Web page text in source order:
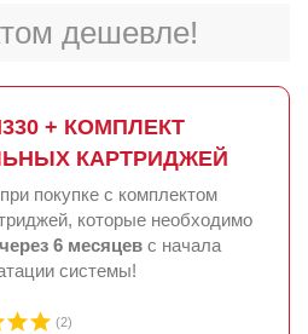
дешевле!
+ КОМПЛЕКТ
КАРТРИДЖЕЙ
покупке с комплектом
которые необходимо
6 месяцев с начала
системы!
(2)